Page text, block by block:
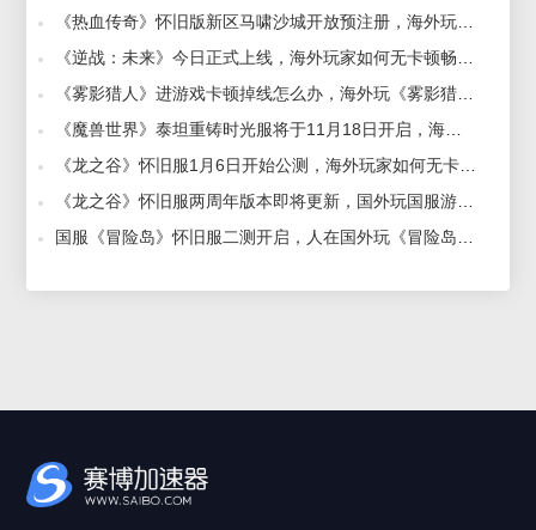
《热血传奇》怀旧版新区马啸沙城开放预注册，海外玩《热血传奇》怀旧版加速器推荐 2026-04-24
《逆战：未来》今日正式上线，海外玩家如何无卡顿畅玩国服？用什么加速器好 2026-01-13
《雾影猎人》进游戏卡顿掉线怎么办，海外玩《雾影猎人》国服好用的加速器推荐 2026-07-31
《魔兽世界》泰坦重铸时光服将于11月18日开启，海外玩家玩国服专业好用加速器推荐 2025-10-17
《龙之谷》怀旧服1月6日开始公测，海外玩家如何无卡顿畅玩？好用稳定加速器推荐 2026-01-06
《龙之谷》怀旧服两周年版本即将更新，国外玩国服游戏加速器推荐 2026-07-20
国服《冒险岛》怀旧服二测开启，人在国外玩《冒险岛》怀旧服国服用什么加速器延迟低 2026-07-02